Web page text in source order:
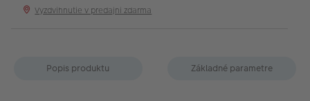
Vyzdvihnutie v predajni zdarma
Popis produktu Základné parametre